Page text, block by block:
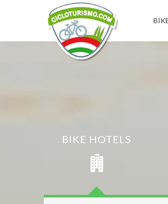
BIKE HOTELS